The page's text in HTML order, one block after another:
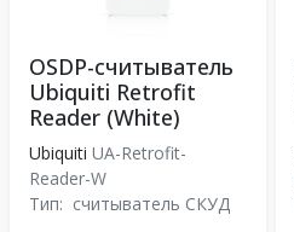
OSDP-считыватель
Ubiquiti Retrofit
Reader (White)
Ubiquiti UA-Retrofit-
Reader-W
Тип: считыватель СКУД